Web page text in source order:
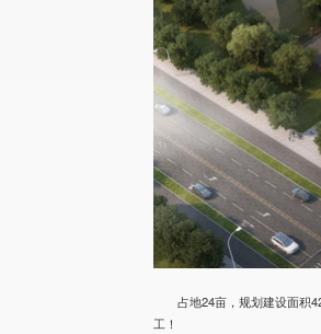
占地24亩，规划建设面积
工！